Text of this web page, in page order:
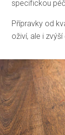
specifickou
Přípravky od
oživí, ale i